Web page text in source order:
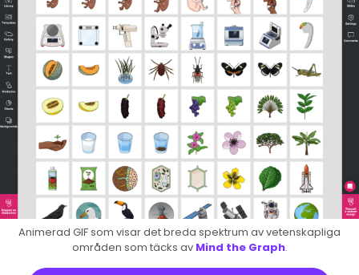
Animerad GIF som visar det breda spektrum av vetenskapliga
områden som täcks av Mind the Graph.